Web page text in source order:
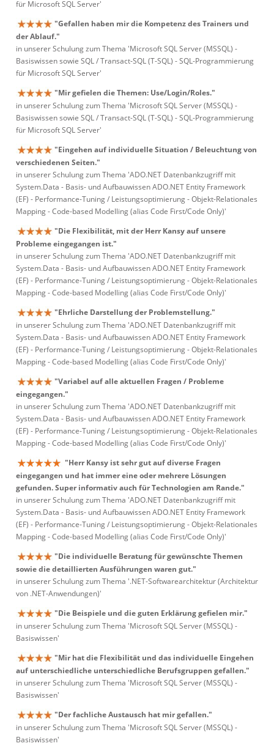
für Microsoft SQL Server'
"Gefallen haben mir die Kompetenz des Trainers und
der Ablauf."
in unserer Schulung zum Thema 'Microsoft SQL Server (MSSQL) -
Basiswissen sowie SQL / Transact-SQL (T-SQL) - SQL-Programmierung
für Microsoft SQL Server'
"Mir gefielen die Themen: Use/Login/Roles."
in unserer Schulung zum Thema 'Microsoft SQL Server (MSSQL) -
Basiswissen sowie SQL / Transact-SQL (T-SQL) - SQL-Programmierung
für Microsoft SQL Server'
"Eingehen auf individuelle Situation / Beleuchtung von
verschiedenen Seiten."
in unserer Schulung zum Thema 'ADO.NET Datenbankzugriff mit
System.Data - Basis- und Aufbauwissen ADO.NET Entity Framework
(EF) - Performance-Tuning / Leistungsoptimierung - Objekt-Relationales
Mapping - Code-based Modelling (alias Code First/Code Only)'
"Die Flexibilität, mit der Herr Kansy auf unsere
Probleme eingegangen ist."
in unserer Schulung zum Thema 'ADO.NET Datenbankzugriff mit
System.Data - Basis- und Aufbauwissen ADO.NET Entity Framework
(EF) - Performance-Tuning / Leistungsoptimierung - Objekt-Relationales
Mapping - Code-based Modelling (alias Code First/Code Only)'
"Ehrliche Darstellung der Problemstellung."
in unserer Schulung zum Thema 'ADO.NET Datenbankzugriff mit
System.Data - Basis- und Aufbauwissen ADO.NET Entity Framework
(EF) - Performance-Tuning / Leistungsoptimierung - Objekt-Relationales
Mapping - Code-based Modelling (alias Code First/Code Only)'
"Variabel auf alle aktuellen Fragen / Probleme
eingegangen."
in unserer Schulung zum Thema 'ADO.NET Datenbankzugriff mit
System.Data - Basis- und Aufbauwissen ADO.NET Entity Framework
(EF) - Performance-Tuning / Leistungsoptimierung - Objekt-Relationales
Mapping - Code-based Modelling (alias Code First/Code Only)'
"Herr Kansy ist sehr gut auf diverse Fragen
eingegangen und hat immer eine oder mehrere Lösungen
gefunden. Super informativ auch für Technologien am Rande."
in unserer Schulung zum Thema 'ADO.NET Datenbankzugriff mit
System.Data - Basis- und Aufbauwissen ADO.NET Entity Framework
(EF) - Performance-Tuning / Leistungsoptimierung - Objekt-Relationales
Mapping - Code-based Modelling (alias Code First/Code Only)'
"Die individuelle Beratung für gewünschte Themen
sowie die detaillierten Ausführungen waren gut."
in unserer Schulung zum Thema '.NET-Softwarearchitektur (Architektur
von .NET-Anwendungen)'
"Die Beispiele und die guten Erklärung gefielen mir."
in unserer Schulung zum Thema 'Microsoft SQL Server (MSSQL) -
Basiswissen'
"Mir hat die Flexibilität und das individuelle Eingehen
auf unterschiedliche unterschiedliche Berufsgruppen gefallen."
in unserer Schulung zum Thema 'Microsoft SQL Server (MSSQL) -
Basiswissen'
"Der fachliche Austausch hat mir gefallen."
in unserer Schulung zum Thema 'Microsoft SQL Server (MSSQL) -
Basiswissen'